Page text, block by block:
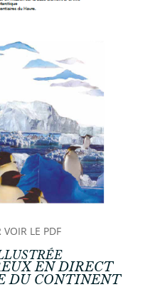
VOIR LE PDF
EN DIRECT
DU CONTINENT